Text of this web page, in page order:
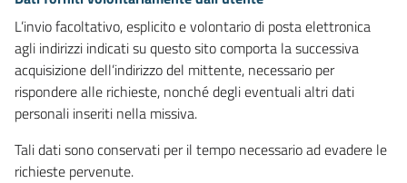
L’invio facoltativo, esplicito e volontario di posta elettronica
agli indirizzi indicati su questo sito comporta la successiva
acquisizione dell’indirizzo del mittente, necessario per
rispondere alle richieste, nonché degli eventuali altri dati
personali inseriti nella missiva.
Tali dati sono conservati per il tempo necessario ad evadere le
richieste pervenute.